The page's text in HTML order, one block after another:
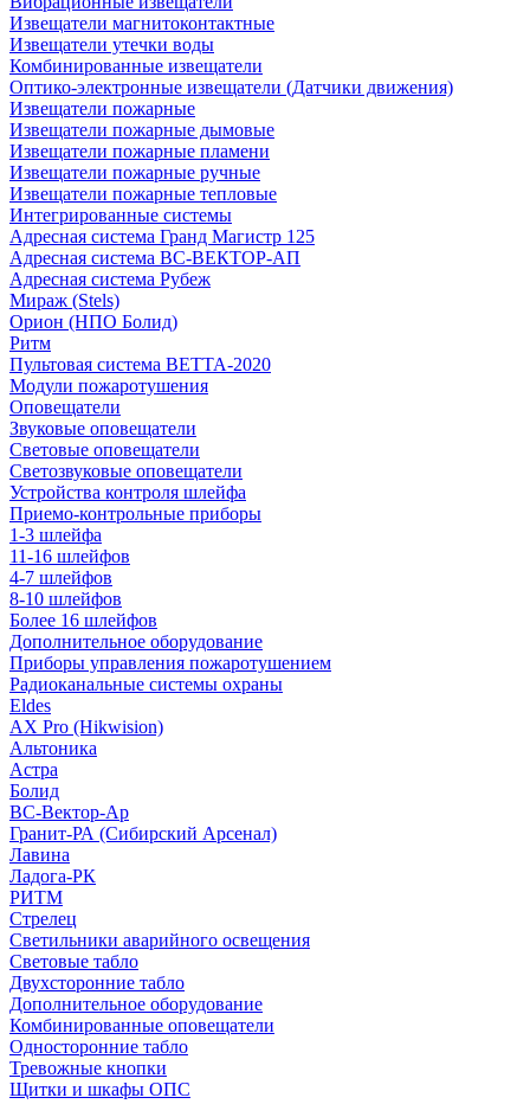
Извещатели магнитоконтактные
Извещатели утечки воды
Комбинированные извещатели
Оптико-электронные извещатели (Датчики движения)
Извещатели пожарные
Извещатели пожарные дымовые
Извещатели пожарные пламени
Извещатели пожарные ручные
Извещатели пожарные тепловые
Интегрированные системы
Адресная система Гранд Магистр 125
Адресная система ВС-ВЕКТОР-АП
Адресная система Рубеж
Мираж (Stels)
Орион (НПО Болид)
Ритм
Пультовая система ВЕТТА-2020
Модули пожаротушения
Оповещатели
Звуковые оповещатели
Световые оповещатели
Светозвуковые оповещатели
Устройства контроля шлейфа
Приемо-контрольные приборы
1-3 шлейфа
11-16 шлейфов
4-7 шлейфов
8-10 шлейфов
Более 16 шлейфов
Дополнительное оборудование
Приборы управления пожаротушением
Радиоканальные системы охраны
Eldes
AX Pro (Hikwision)
Альтоника
Астра
Болид
ВС-Вектор-Ар
Гранит-РА (Сибирский Арсенал)
Лавина
Ладога-РК
РИТМ
Стрелец
Светильники аварийного освещения
Световые табло
Двухсторонние табло
Дополнительное оборудование
Комбинированные оповещатели
Односторонние табло
Тревожные кнопки
Щитки и шкафы ОПС